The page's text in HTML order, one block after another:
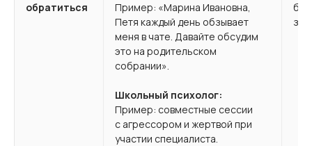
обратиться
Пример: «Марина Ивановна,
Петя каждый день обзывает
меня в чате. Давайте обсудим
это на родительском
собрании».
Школьный психолог:
Пример: совместные сессии
с агрессором и жертвой при
участии специалиста.